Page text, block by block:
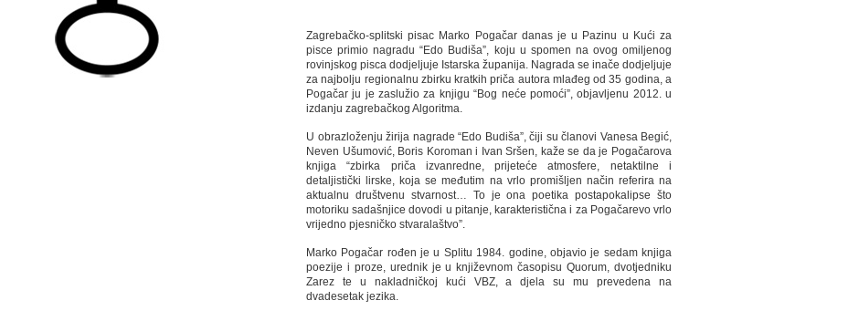
Zagrebačko-splitski pisac Marko Pogačar danas je u Pazinu u Kući za
pisce primio nagradu “Edo Budiša”, koju u spomen na ovog omiljenog
rovinjskog pisca dodjeljuje Istarska županija. Nagrada se inače dodjeljuje
za najbolju regionalnu zbirku kratkih priča autora mlađeg od 35 godina, a
Pogačar ju je zaslužio za knjigu “Bog neće pomoći”, objavljenu 2012. u
izdanju zagrebačkog Algoritma.
U obrazloženju žirija nagrade “Edo Budiša”, čiji su članovi Vanesa Begić,
Neven Ušumović, Boris Koroman i Ivan Sršen, kaže se da je Pogačarova
knjiga “zbirka priča izvanredne, prijeteće atmosfere, netaktilne i
detaljistički lirske, koja se međutim na vrlo promišljen način referira na
aktualnu društvenu stvarnost… To je ona poetika postapokalipse što
motoriku sadašnjice dovodi u pitanje, karakteristična i za Pogačarevo vrlo
vrijedno pjesničko stvaralaštvo”.
Marko Pogačar rođen je u Splitu 1984. godine, objavio je sedam knjiga
poezije i proze, urednik je u književnom časopisu Quorum, dvotjedniku
Zarez te u nakladničkoj kući VBZ, a djela su mu prevedena na
dvadesetak jezika.